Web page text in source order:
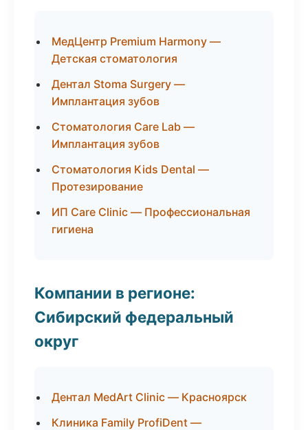
МедЦентр Premium Harmony —
Детская стоматология
Дентал Stoma Surgery —
Имплантация зубов
Стоматология Care Lab —
Имплантация зубов
Стоматология Kids Dental —
Протезирование
ИП Care Clinic — Профессиональная
гигиена
Компании в регионе:
Сибирский федеральный
округ
Дентал MedArt Clinic — Красноярск
Клиника Family ProfiDent —